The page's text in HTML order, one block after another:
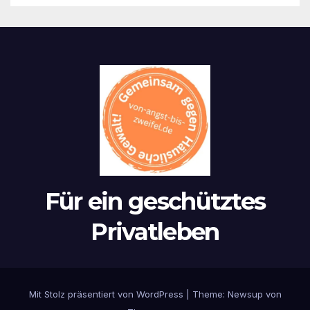
Für ein geschütztes
Privatleben
Mit Stolz präsentiert von WordPress Theme: Newsup von